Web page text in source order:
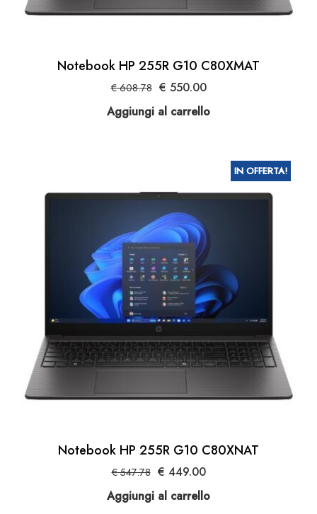
Notebook HP 255R G10 C80XMAT
€608.78 Il
prezzo
originale
€ 550.00Il
attuale
Aggiungi al carrello
IN OFFERTA!
Notebook HP 255R G10 C80XNAT
€547.78 Il
prezzo
originale
€ 449.00Il
attuale
Aggiungi al carrello